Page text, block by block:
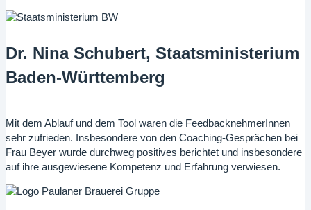
Dr. Nina Schubert, Staatsministerium
Baden-Württemberg
Mit dem Ablauf und dem Tool waren die FeedbacknehmerInnen
sehr zufrieden. Insbesondere von den Coaching-Gesprächen bei
Frau Beyer wurde durchweg positives berichtet und insbesondere
auf ihre ausgewiesene Kompetenz und Erfahrung verwiesen.